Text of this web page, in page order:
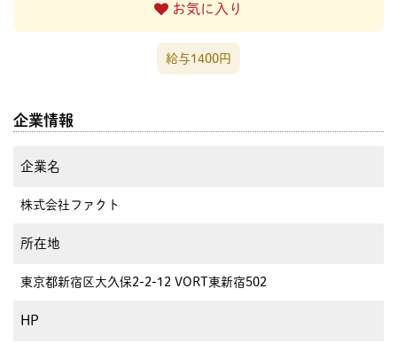
お気に入り
給与1400円
企業情報
企業名
株式会社ファクト
所在地
東京都新宿区大久保2-2-12 VORT東新宿502
HP